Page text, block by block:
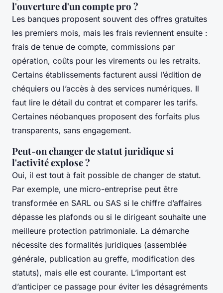
l'ouverture d'un compte pro ?
Les banques proposent souvent des offres gratuites
les premiers mois, mais les frais reviennent ensuite :
frais de tenue de compte, commissions par
opération, coûts pour les virements ou les retraits.
Certains établissements facturent aussi l’édition de
chéquiers ou l’accès à des services numériques. Il
faut lire le détail du contrat et comparer les tarifs.
Certaines néobanques proposent des forfaits plus
transparents, sans engagement.
Peut-on changer de statut juridique si
l'activité explose ?
Oui, il est tout à fait possible de changer de statut.
Par exemple, une micro-entreprise peut être
transformée en SARL ou SAS si le chiffre d’affaires
dépasse les plafonds ou si le dirigeant souhaite une
meilleure protection patrimoniale. La démarche
nécessite des formalités juridiques (assemblée
générale, publication au greffe, modification des
statuts), mais elle est courante. L’important est
d’anticiper ce passage pour éviter les désagréments